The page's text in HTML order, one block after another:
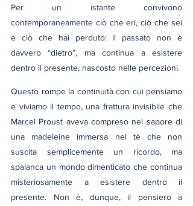
Per un istante convivono
contemporaneamente ciò che eri, ciò che sei
e ciò che hai perduto: il passato non è
davvero “dietro”, ma continua a esistere
dentro il presente, nascosto nelle percezioni.
Questo rompe la continuità con cui pensiamo
e viviamo il tempo, una frattura invisibile che
Marcel Proust aveva compreso nel sapore di
una madeleine immersa nel tè che non
suscita semplicemente un ricordo, ma
spalanca un mondo dimenticato che continua
misteriosamente a esistere dentro il
presente. Non è, dunque, il pensiero a